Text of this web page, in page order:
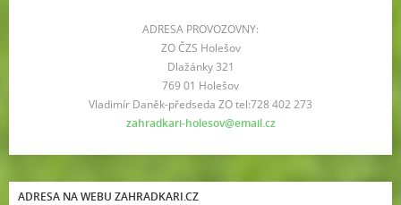
ADRESA PROVOZOVNY:
ZO ČZS Holešov
Dlažánky 321
769 01 Holešov
Vladimír Daněk-předseda ZO tel:728 402 273
zahradkari-holesov@email.cz
ADRESA NA WEBU ZAHRADKARI.CZ